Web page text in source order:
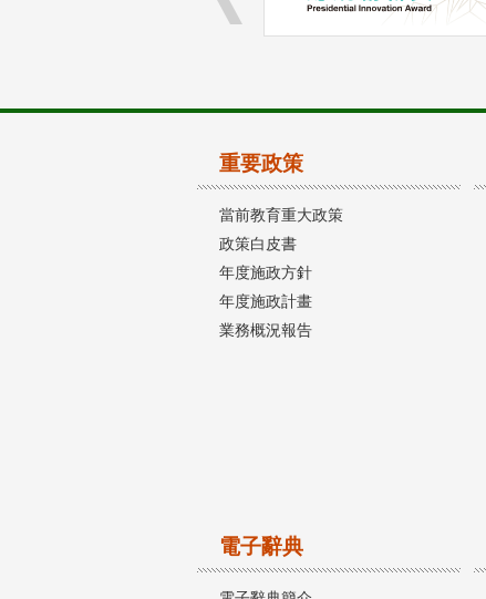
重要政策
當前教育重大政策
政策白皮書
年度施政方針
年度施政計畫
業務概況報告
電子辭典